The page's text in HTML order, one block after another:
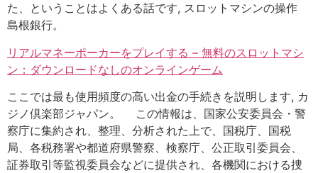
た、ということはよくある話です, スロットマシンの操作
島根銀行。
リアルマネーポーカーをプレイする – 無料のスロットマシ
ン：ダウンロードなしのオンラインゲーム
ここでは最も使用頻度の高い出金の手続きを説明します, カ
ジノ倶楽部ジャパン。 この情報は、国家公安委員会・警
察庁に集約され、整理、分析された上で、国税庁、国税
局、各税務署や都道府県警察、検察庁、公正取引委員会、
証券取引等監視委員会などに提供され、各機関における捜